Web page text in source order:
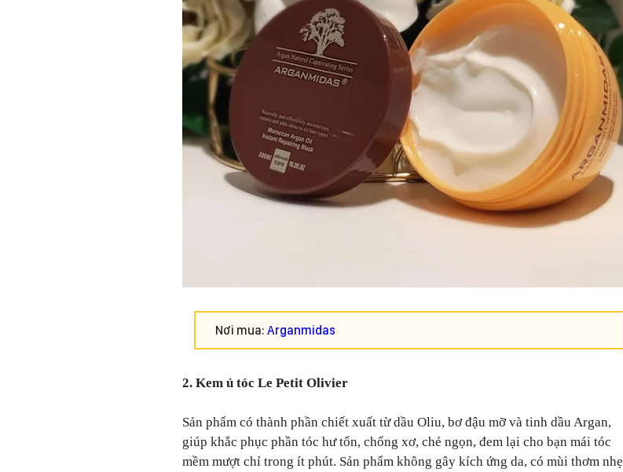
Nơi mua: Arganmidas
2. Kem ủ tóc Le Petit Olivier
Sản phẩm có thành phần chiết xuất từ dầu Oliu, bơ đậu mỡ và tinh dầu Argan,
giúp khắc phục phần tóc hư tổn, chống xơ, chẻ ngọn, đem lại cho bạn mái tóc
mềm mượt chỉ trong ít phút. Sản phẩm không gây kích ứng da, có mùi thơm nhẹ